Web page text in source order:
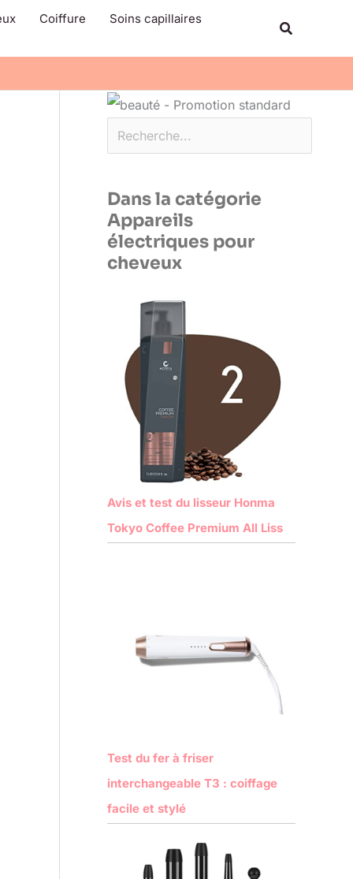
Coiffure Soins capillaires
Rechercher
Dans la catégorie
Appareils
électriques pour
cheveux
Avis et test du lisseur Honma
Tokyo Coffee Premium All Liss
Test du fer à friser
interchangeable T3 : coiffage
facile et stylé